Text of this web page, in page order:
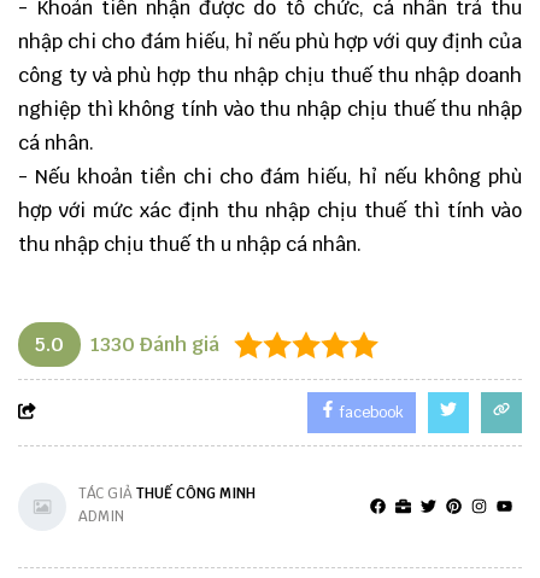
- Khoản tiền nhận được do tổ chức, cá nhân trả thu
nhập chi cho đám hiếu, hỉ nếu phù hợp với quy định của
công ty và phù hợp thu nhập chịu thuế thu nhập doanh
nghiệp thì không tính vào thu nhập chịu thuế thu nhập
cá nhân.
- Nếu khoản tiền chi cho đám hiếu, hỉ nếu không phù
hợp với mức xác định thu nhập chịu thuế thì tính vào
thu nhập chịu thuế th u nhập cá nhân.
5.0 1330 Đánh giá
facebook
TÁC GIẢTHUẾ CÔNG MINH
ADMIN